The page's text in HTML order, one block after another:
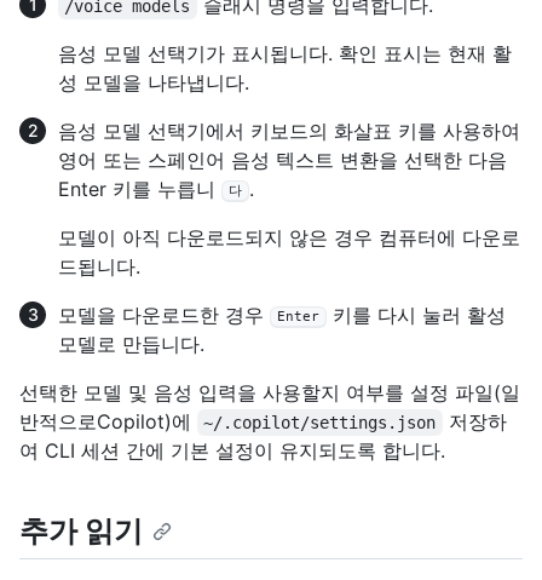
/voice models
슬래시 명령을 입력합니다.
음성 모델 선택기가 표시됩니다. 확인 표시는 현재 활
성 모델을 나타냅니다.
음성 모델 선택기에서 키보드의 화살표 키를 사용하여
영어 또는 스페인어 음성 텍스트 변환을 선택한 다음
Enter 키를 누릅니
다 .
모델이 아직 다운로드되지 않은 경우 컴퓨터에 다운로
드됩니다.
모델을 다운로드한 경우
Enter
키를 다시 눌러 활성
모델로 만듭니다.
선택한 모델 및 음성 입력을 사용할지 여부를 설정 파일(일
반적으로Copilot)에
~/.copilot/settings.json
저장하
여 CLI 세션 간에 기본 설정이 유지되도록 합니다.
추가 읽기